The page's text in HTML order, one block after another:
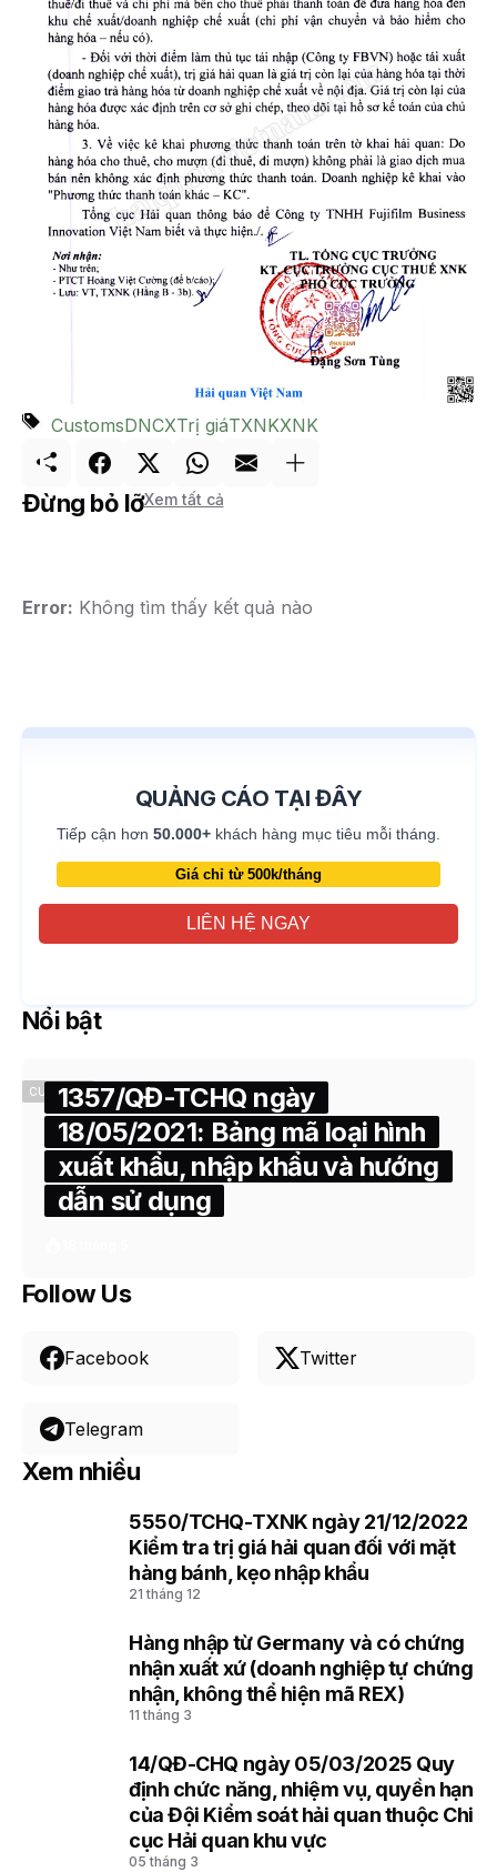
CustomsDNCXTrị giáTXNKXNK
Đừng bỏ lỡXem tất cả
Error: Không tìm thấy kết quả nào
QUẢNG CÁO TẠI ĐÂY
Tiếp cận hơn 50.000+ khách hàng mục tiêu mỗi tháng.
Giá chỉ từ 500k/tháng
LIÊN HỆ NGAY
Nổi bật
CUSTOMS1357/QĐ-TCHQ ngày
18/05/2021: Bảng mã loại hình
xuất khẩu, nhập khẩu và hướng
dẫn sử dụng
Follow Us
Facebook Twitter
Telegram
Xem nhiều
5550/TCHQ-TXNK ngày 21/12/2022
Kiểm tra trị giá hải quan đối với mặt
hàng bánh, kẹo nhập khẩu
21 tháng 12
Hàng nhập từ Germany và có chứng
nhận xuất xứ (doanh nghiệp tự chứng
nhận, không thể hiện mã REX)
11 tháng 3
14/QĐ-CHQ ngày 05/03/2025 Quy
định chức năng, nhiệm vụ, quyền hạn
của Đội Kiểm soát hải quan thuộc Chi
cục Hải quan khu vực
05 tháng 3